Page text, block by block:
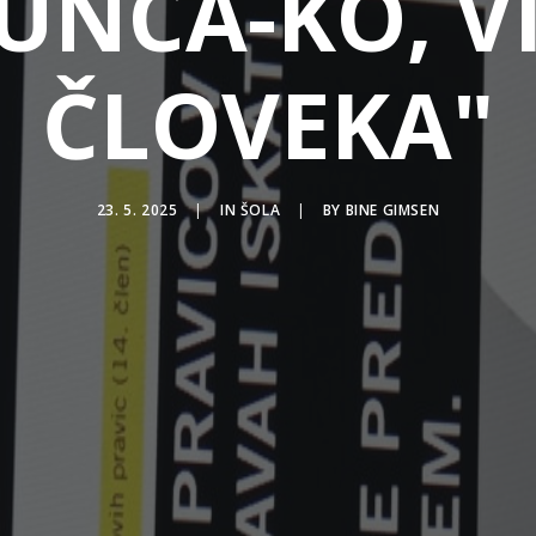
ČLOVEKA"
23. 5. 2025 | IN ŠOLA | BY BINE GIMSEN